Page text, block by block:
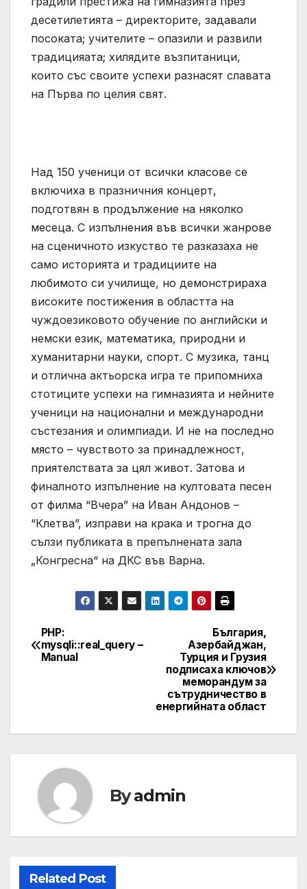
десетилетията – директорите, задавали
посоката; учителите – опазили и развили
традицияата; хилядите възпитаници,
които със своите успехи разнасят славата
на Първа по целия свят.
Над 150 ученици от всички класове се
включиха в празничния концерт,
подготвян в продължение на няколко
месеца. С изпълнения във всички жанрове
на сценичното изкуство те разказаха не
само историята и традициите на
любимото си училище, но демонстрираха
високите постижения в областта на
чуждоезиковото обучение по английски и
немски език, математика, природни и
хуманитарни науки, спорт. С музика, танц
и отлична актьорска игра те припомниха
стотиците успехи на гимназията и нейните
ученици на национални и международни
състезания и олимпиади. И не на последно
място – чувството за принадлежност,
приятелствата за цял живот. Затова и
финалното изпълнение на култовата песен
от филма “Вчера” на Иван Андонов –
“Клетва”, изправи на крака и трогна до
сълзи публиката в препълнената зала
„Конгресна“ на ДКС във Варна.
Post
navigation
България,
Азербайджан,
Турция и Грузия
подписаха ключов
меморандум за
сътрудничество в
енергийната област
PHP:
mysqli::real_query –
Manual
Byadmin
Related Post